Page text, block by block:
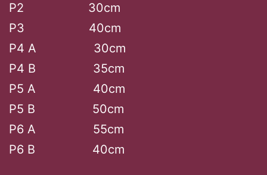
P2 30cm
P3 40cm
P4 A 30cm
P4 B 35cm
P5 A 40cm
P5 B 50cm
P6 A 55cm
P6 B 40cm